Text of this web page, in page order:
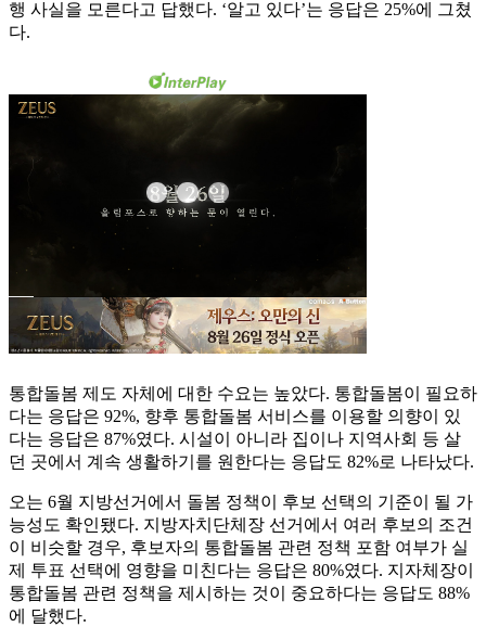
행 사실을 모른다고 답했다. ‘알고 있다’는 응답은 25%에 그쳤
다.
통합돌봄 제도 자체에 대한 수요는 높았다. 통합돌봄이 필요하
다는 응답은 92%, 향후 통합돌봄 서비스를 이용할 의향이 있
다는 응답은 87%였다. 시설이 아니라 집이나 지역사회 등 살
던 곳에서 계속 생활하기를 원한다는 응답도 82%로 나타났다.
오는 6월 지방선거에서 돌봄 정책이 후보 선택의 기준이 될 가
능성도 확인됐다. 지방자치단체장 선거에서 여러 후보의 조건
이 비슷할 경우, 후보자의 통합돌봄 관련 정책 포함 여부가 실
제 투표 선택에 영향을 미친다는 응답은 80%였다. 지자체장이
통합돌봄 관련 정책을 제시하는 것이 중요하다는 응답도 88%
에 달했다.